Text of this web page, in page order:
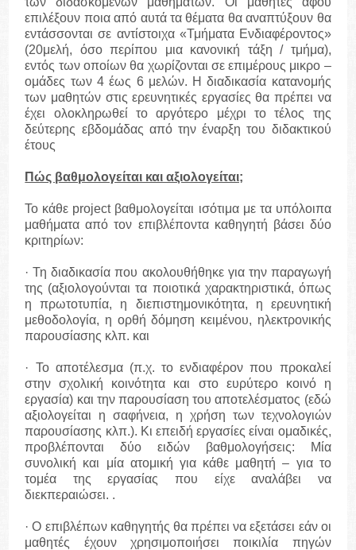
επιλέξουν ποια από αυτά τα θέματα θα αναπτύξουν θα
εντάσσονται σε αντίστοιχα «Τμήματα Ενδιαφέροντος»
(20μελή, όσο περίπου μια κανονική τάξη / τμήμα),
εντός των οποίων θα χωρίζονται σε επιμέρους μικρο –
ομάδες των 4 έως 6 μελών. Η διαδικασία κατανομής
των μαθητών στις ερευνητικές εργασίες θα πρέπει να
έχει ολοκληρωθεί το αργότερο μέχρι το τέλος της
δεύτερης εβδομάδας από την έναρξη του διδακτικού
έτους
Πώς βαθμολογείται και αξιολογείται;
Το κάθε project βαθμολογείται ισότιμα με τα υπόλοιπα
μαθήματα από τον επιβλέποντα καθηγητή βάσει δύο
κριτηρίων:
· Τη διαδικασία που ακολουθήθηκε για την παραγωγή
της (αξιολογούνται τα ποιοτικά χαρακτηριστικά, όπως
η πρωτοτυπία, η διεπιστημονικότητα, η ερευνητική
μεθοδολογία, η ορθή δόμηση κειμένου, ηλεκτρονικής
παρουσίασης κλπ. και
· Το αποτέλεσμα (π.χ. το ενδιαφέρον που προκαλεί
στην σχολική κοινότητα και στο ευρύτερο κοινό η
εργασία) και την παρουσίαση του αποτελέσματος (εδώ
αξιολογείται η σαφήνεια, η χρήση των τεχνολογιών
παρουσίασης κλπ.). Κι επειδή εργασίες είναι ομαδικές,
προβλέπονται δύο ειδών βαθμολογήσεις: Μία
συνολική και μία ατομική για κάθε μαθητή – για το
τομέα της εργασίας που είχε αναλάβει να
διεκπεραιώσει. .
· Ο επιβλέπων καθηγητής θα πρέπει να εξετάσει εάν οι
μαθητές έχουν χρησιμοποιήσει ποικιλία πηγών